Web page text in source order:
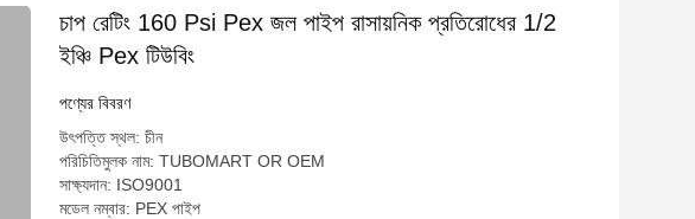
চাপ রেটিং 160 Psi Pex জল পাইপ রাসায়নিক প্রতিরোধের 1/2
ইঞ্চি Pex টিউবিং
পণ্যের বিবরণ
উৎপত্তি স্থল: চীন
পরিচিতিমুলক নাম: TUBOMART OR OEM
সাক্ষ্যদান: ISO9001
মডেল নম্বার: PEX পাইপ